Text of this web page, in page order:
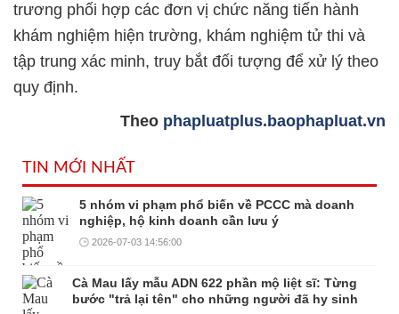
trương phối hợp các đơn vị chức năng tiến hành
khám nghiệm hiện trường, khám nghiệm tử thi và
tập trung xác minh, truy bắt đối tượng để xử lý theo
quy định.
Theo phapluatplus.baophapluat.vn
TIN MỚI NHẤT
5 nhóm vi phạm phổ biến về PCCC mà doanh
nghiệp, hộ kinh doanh cần lưu ý
2026-07-03 14:56:00
Cà Mau lấy mẫu ADN 622 phần mộ liệt sĩ: Từng
bước "trả lại tên" cho những người đã hy sinh